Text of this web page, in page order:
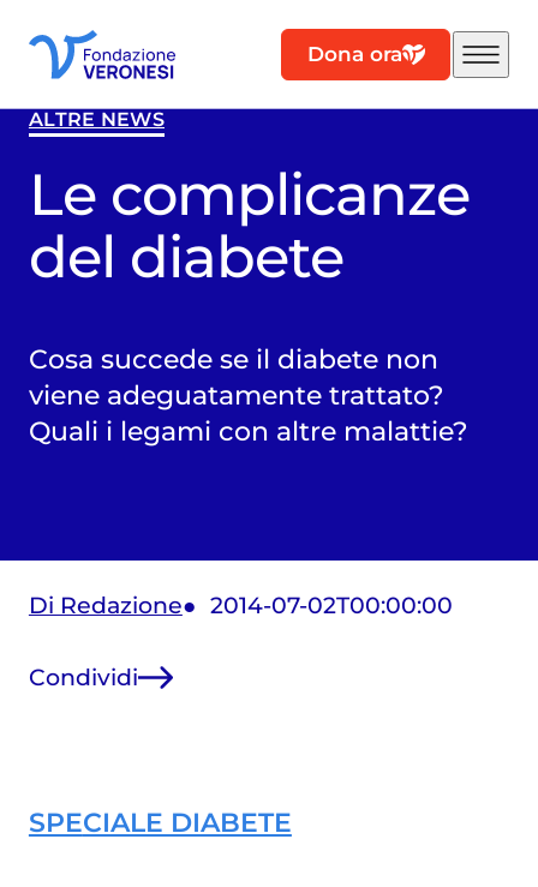
Dona ora
ALTRE NEWS
Le complicanze
del diabete
Cosa succede se il diabete non
viene adeguatamente trattato?
Quali i legami con altre malattie?
Di Redazione 2014-07-02T00:00:00
Condividi
SPECIALE DIABETE